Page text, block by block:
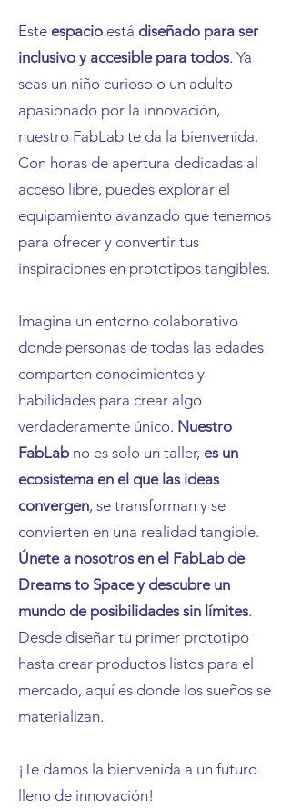
Este espacio está diseñado para ser
inclusivo y accesible para todos. Ya
seas un niño curioso o un adulto
apasionado por la innovación,
nuestro FabLab te da la bienvenida.
Con horas de apertura dedicadas al
acceso libre, puedes explorar el
equipamiento avanzado que tenemos
para ofrecer y convertir tus
inspiraciones en prototipos tangibles.
Imagina un entorno colaborativo
donde personas de todas las edades
comparten conocimientos y
habilidades para crear algo
verdaderamente único. Nuestro
FabLabno es solo un taller, es un
ecosistema en el que las ideas
convergen, se transforman y se
convierten en una realidad tangible.
Únete a nosotros en el FabLab de
Dreams to Space y descubre un
mundo de posibilidades sin límites.
Desde diseñar tu primer prototipo
hasta crear productos listos para el
mercado, aquí es donde los sueños se
materializan.
¡Te damos la bienvenida a un futuro
lleno de innovación!